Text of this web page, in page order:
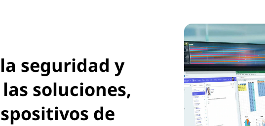
seguridad y
soluciones,
de